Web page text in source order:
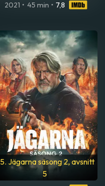
2021 • 45 min • 7,8
5. Jägarna säsong 2, avsnitt
5